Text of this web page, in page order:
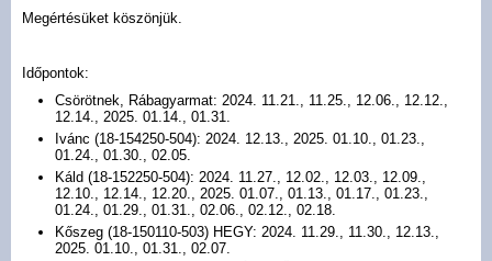
Széchenyi 2020 Európai
Magyar Falu Program
Hirdetmények
Koronavírus
Megértésüket köszönjük.
Időpontok:
Csörötnek, Rábagyarmat: 2024. 11.21., 11.25., 12.06., 12.12.,
12.14., 2025. 01.14., 01.31.
Ivánc (18-154250-504): 2024. 12.13., 2025. 01.10., 01.23.,
01.24., 01.30., 02.05.
Káld (18-152250-504): 2024. 11.27., 12.02., 12.03., 12.09.,
12.10., 12.14., 12.20., 2025. 01.07., 01.13., 01.17., 01.23.,
01.24., 01.29., 01.31., 02.06., 02.12., 02.18.
Kőszeg (18-150110-503) HEGY: 2024. 11.29., 11.30., 12.13.,
2025. 01.10., 01.31., 02.07.